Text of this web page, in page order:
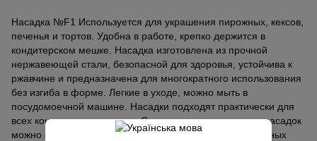
Насадка №F1 Используется для украшения пирожных, кексов,
печенья и тортов. Удобна в работе, крепко держится в
кондитерском мешке. Насадка изготовлена ​​из прочной
нержавеющей стали, безопасной для здоровья, устойчива к
ржавчине и предназначена для многократного использования
без изгиба в форме. Легкие в уходе, можно мыть в
посудомоечной машине. Насадки подходят практически для
всех кондитерских мешков. С помощью кондитерских насадок
можно создать разнообразные узоры на своих кулинарных